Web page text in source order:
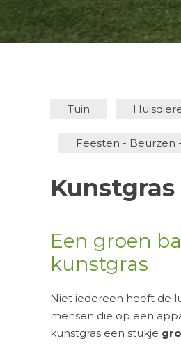
Tuin
Feesten - Beurzen
Een groen
kunstgras
Niet iedereen heeft de
mensen die op een
kunstgras een stukje